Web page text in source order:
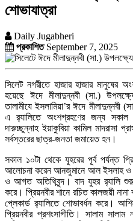
শোভাযাত্রা
Daily Jugabheri
প্রকাশিতSeptember 7, 2025
সিলেট নগরীতে হাজার হাজার মানুষের
হয়েছে ঈদে মীলাদুন্নবী (সা.)
তালামীযে ইসলামিয়া’র ঈদে মীলাদুন্নবী
এ র‌্যালিতে অংশগ্রহণের জন্য সকাল
দারুচ্ছুন্নাহ ইয়াকুবিয়া কামিল মাদরাসা
সর্বস্তরের ছাত্র-জনতা জমায়েত হন।
সকাল ১০টা থেকে যুহরের পূর্ব পর্যন্ত
আলোচনা করেন আনজুমানে আল ইসলাহ ও
ও আগত অতিথিবৃন্দ। বাদ যুহর র‌্যালি
করে। প্রিয়নবীর শানে রচিত কালজয়ী
প্লেকার্ড র‌্যালিতে শোভাবর্ধন করে।
প্রিয়নবীর প্রশংসাগীতি। সালাম